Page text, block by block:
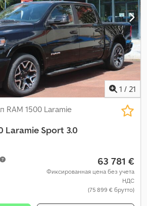
ABS, бортовой компьютер,
кондиционер, круиз-контроль,
парктроники, подогрев сиденья,
полный привод, прицепное
иммобилайзера, система контроля
электронная программа
1 / 21
RAM 1500 Laramie
Laramie Sport 3.0
63 781 €
Фиксированная цена без учета
НДС
(75 899 € брутто)